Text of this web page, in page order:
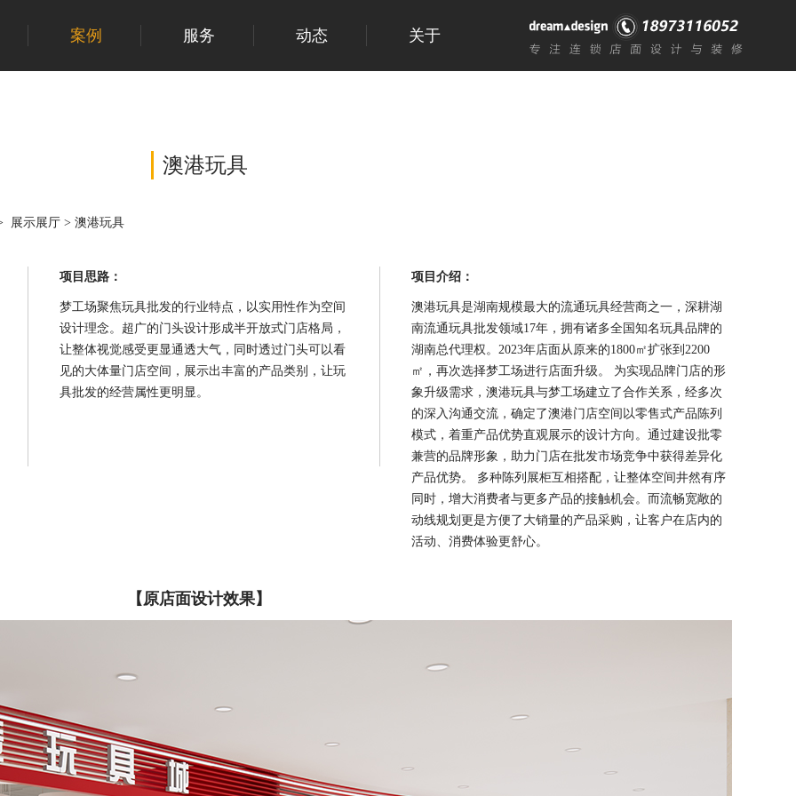
案例 服务 动态 关于
澳港玩具
展示展厅 > 澳港玩具
项目思路：
梦工场聚焦玩具批发的行业特点，以实用性作为空间
设计理念。超广的门头设计形成半开放式门店格局，
让整体视觉感受更显通透大气，同时透过门头可以看
见的大体量门店空间，展示出丰富的产品类别，让玩
具批发的经营属性更明显。
项目介绍：
澳港玩具是湖南规模最大的流通玩具经营商之一，深耕湖
南流通玩具批发领域17年，拥有诸多全国知名玩具品牌的
湖南总代理权。2023年店面从原来的1800㎡扩张到2200
㎡，再次选择梦工场进行店面升级。 为实现品牌门店的形
象升级需求，澳港玩具与梦工场建立了合作关系，经多次
的深入沟通交流，确定了澳港门店空间以零售式产品陈列
模式，着重产品优势直观展示的设计方向。通过建设批零
兼营的品牌形象，助力门店在批发市场竞争中获得差异化
产品优势。 多种陈列展柜互相搭配，让整体空间井然有序
同时，增大消费者与更多产品的接触机会。而流畅宽敞的
动线规划更是方便了大销量的产品采购，让客户在店内的
活动、消费体验更舒心。
【原店面设计效果】